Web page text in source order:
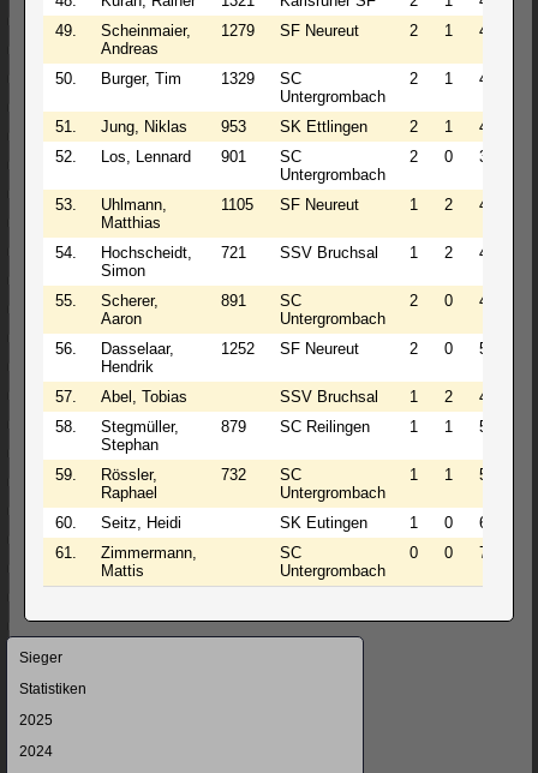
49.
Scheinmaier,
Andreas
1279 SF Neureut 2 1 4
50. Burger, Tim 1329
SC
Untergrombach
2 1 4
51. Jung, Niklas 953 SK Ettlingen 2 1 4
52.
Los, Lennard 901
SC
Untergrombach
2 0 3
53.
Uhlmann,
Matthias
1105 SF Neureut 1 2 4
54.
Hochscheidt,
Simon
721 SSV Bruchsal 1 2 4
55.
Scherer,
Aaron
891
SC
Untergrombach
2 0 4
56.
Dasselaar,
Hendrik
1252 SF Neureut 2 0 5
57. Abel, Tobias SSV Bruchsal 1 2 4
58.
Stegmüller,
Stephan
879 SC Reilingen 1 1 5
59.
Rössler,
Raphael
732
SC
Untergrombach
1 1 5
60. Seitz, Heidi SK Eutingen 1 0 6
61.
Zimmermann,
Mattis
SC
Untergrombach
0 0 7
Navigation
Sieger
Statistiken
2025
2024